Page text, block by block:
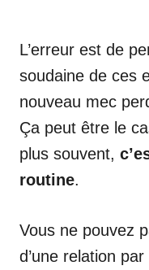
L’erreur est de
soudaine de ces
nouveau mec
Ça peut être le
plus souvent,
routine.
Vous ne pouvez
d’une relation